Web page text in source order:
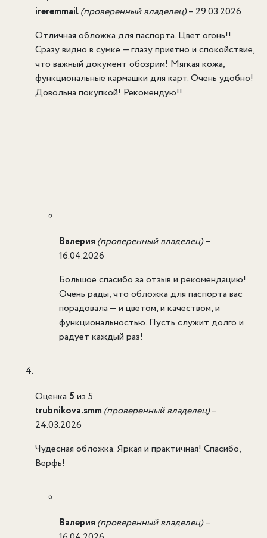
ireremmail(проверенный владелец)– 29.03.2026
Отличная обложка для паспорта. Цвет огонь!!
Сразу видно в сумке — глазу приятно и спокойствие,
что важный документ обозрим! Мягкая кожа,
функциональные кармашки для карт. Очень удобно!
Довольна покупкой! Рекомендую!!
Валерия (проверенный владелец)–
16.04.2026
Большое спасибо за отзыв и рекомендацию!
Очень рады, что обложка для паспорта вас
порадовала — и цветом, и качеством, и
функциональностью. Пусть служит долго и
радует каждый раз!
Оценка 5 из 5
trubnikova.smm (проверенный владелец)–
24.03.2026
Чудесная обложка. Яркая и практичная! Спасибо,
Верфь!
Валерия (проверенный владелец)–